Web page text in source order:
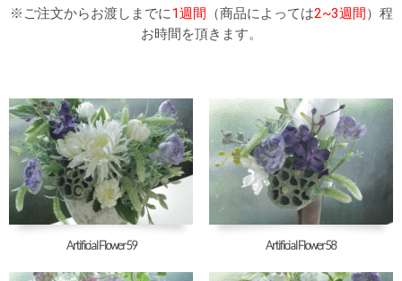
※ご注文からお渡しまでに1週間 （商品によっては2~3週間）程
お時間を頂きます。
Artificial Flower59 Artificial Flower58